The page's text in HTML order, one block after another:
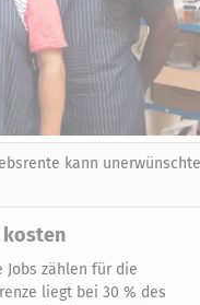
kann unerwünschte
kosten
zählen für die
liegt bei 30 % des